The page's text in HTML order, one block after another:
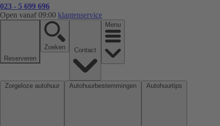
023 - 5 699 696
Open vanaf 09:00 klantenservice
Reserveren
Zoeken
Menu